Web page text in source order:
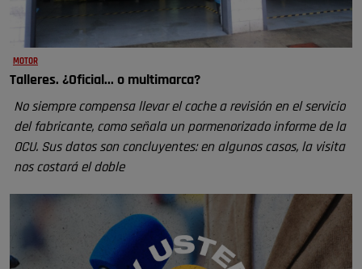
MOTOR
Talleres. ¿Oficial... o multimarca?
No siempre compensa llevar el coche a revisión en el servicio
del fabricante, como señala un pormenorizado informe de la
OCU. Sus datos son concluyentes: en algunos casos, la visita
nos costará el doble